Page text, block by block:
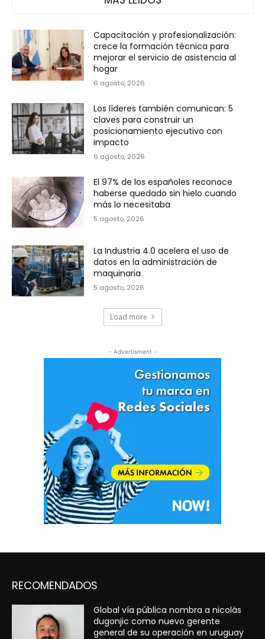
Capacitación y profesionalización:
crece la formación técnica para
mejorar el servicio de asistencia al
hogar
6 agosto, 2026
Los líderes también comunican: 5
claves para construir un
posicionamiento ejecutivo con
impacto
6 agosto, 2026
El 97% de los españoles reconoce
haberse quedado sin hielo cuando
más lo necesitaba
5 agosto, 2026
La Industria 4.0 acelera el uso de
datos en la administración de
maquinaria
5 agosto, 2026
Load more
- Advertisment -
RECOMENDADOS
Global vía pública nombra a nicolás
dugonjic como nuevo gerente
general de su operación en uruguay